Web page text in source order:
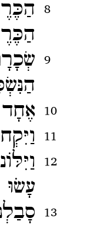
8
9
10
11
12
13